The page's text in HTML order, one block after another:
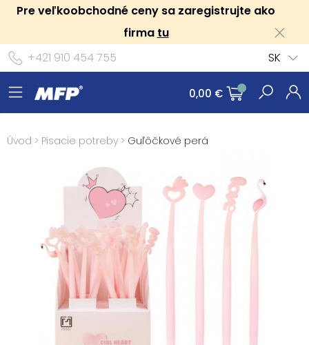
Pre veľkoobchodné ceny sa zaregistrujte ako
firma tu
+421 910 454 755
SK
0,00 €
Úvod > Písacie potreby > Guľôčkové perá